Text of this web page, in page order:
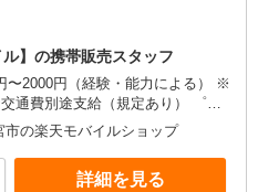
ル】の携帯販売スタッフ
〜2000円（経験・能力による） ※
費別途支給（規定あり） ゜
+゜・。○。・゜+゜ 入社祝い金10
ンテ
能（規程
・゜+゜・。○。・゜+゜
市の楽天モバイルショップ
詳細を見る